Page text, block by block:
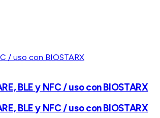
BLE y NFC / uso con BIOSTARX
BLE y NFC / uso con BIOSTARX